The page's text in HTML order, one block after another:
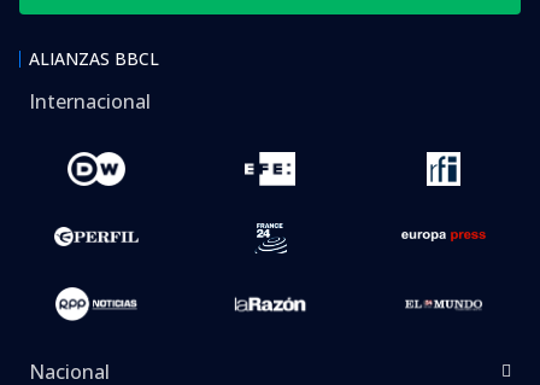
ALIANZAS BBCL
Internacional
Nacional